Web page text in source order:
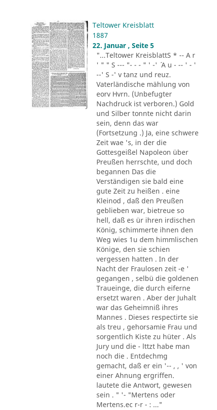
Teltower Kreisblatt
1887
22. Januar , Seite 5
"...Teltower KreisblattS * -- A r
' " " S --- "- - - " ' -' ´ A u - -- ' - '
--' S -' v tanz und reuz.
Vaterländische mählung von
eorv Hvrn. (Unbefugter
Nachdruck ist verboren.) Gold
und Silber tonnte nicht darin
sein, denn das war
(Fortsetzung .) Ja, eine schwere
Zeit wae 's, in der die
Gottesgeißel Napoleon über
Preußen herrschte, und doch
begannen Das die
Verständigen sie bald eine
gute Zeit zu heißen . eine
Kleinod , daß den Preußen
geblieben war, bietreue so
hell, daß es ür ihren irdischen
König, schimmerte ihnen den
Weg wies 1u dem himmlischen
Könige, den sie schien
vergessen hatten . In der
Nacht der Fraulosen zeit -e '
gegangen , selbü die goldenen
Traueinge, die durch eiferne
ersetzt waren . Aber der Juhalt
war das Geheimniß ihres
Mannes . Dieses respectirte sie
als treu , gehorsamie Frau und
sorgentlich Kiste zu hüter . Als
Jury und die - lttzt habe man
noch die . Entdechmg
gemacht, daß er ein '-- , , ' von
einer Ahnung ergriffen.
lautete die Antwort, gewesen
sein . " '- "Mertens oder
Mertens.ec r-r - : ..."